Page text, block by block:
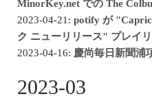
MinorKey.net での The
2023-04-21: potify が
ク ニューリリース" プレイ
2023-04-16: 慶尚毎日新聞浦
2023-03